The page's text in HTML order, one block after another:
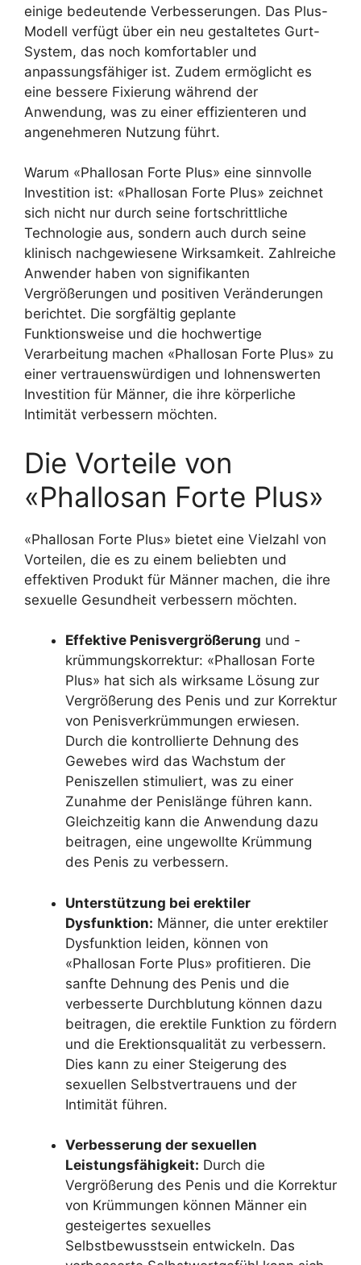
einige bedeutende Verbesserungen. Das Plus-
Modell verfügt über ein neu gestaltetes Gurt-
System, das noch komfortabler und
anpassungsfähiger ist. Zudem ermöglicht es
eine bessere Fixierung während der
Anwendung, was zu einer effizienteren und
angenehmeren Nutzung führt.
Warum «Phallosan Forte Plus» eine sinnvolle
Investition ist: «Phallosan Forte Plus» zeichnet
sich nicht nur durch seine fortschrittliche
Technologie aus, sondern auch durch seine
klinisch nachgewiesene Wirksamkeit. Zahlreiche
Anwender haben von signifikanten
Vergrößerungen und positiven Veränderungen
berichtet. Die sorgfältig geplante
Funktionsweise und die hochwertige
Verarbeitung machen «Phallosan Forte Plus» zu
einer vertrauenswürdigen und lohnenswerten
Investition für Männer, die ihre körperliche
Intimität verbessern möchten.
Die Vorteile von
«Phallosan Forte Plus»
«Phallosan Forte Plus» bietet eine Vielzahl von
Vorteilen, die es zu einem beliebten und
effektiven Produkt für Männer machen, die ihre
sexuelle Gesundheit verbessern möchten.
Effektive Penisvergrößerung und -
krümmungskorrektur: «Phallosan Forte
Plus» hat sich als wirksame Lösung zur
Vergrößerung des Penis und zur Korrektur
von Penisverkrümmungen erwiesen.
Durch die kontrollierte Dehnung des
Gewebes wird das Wachstum der
Peniszellen stimuliert, was zu einer
Zunahme der Penislänge führen kann.
Gleichzeitig kann die Anwendung dazu
beitragen, eine ungewollte Krümmung
des Penis zu verbessern.
Unterstützung bei erektiler
Dysfunktion: Männer, die unter erektiler
Dysfunktion leiden, können von
«Phallosan Forte Plus» profitieren. Die
sanfte Dehnung des Penis und die
verbesserte Durchblutung können dazu
beitragen, die erektile Funktion zu fördern
und die Erektionsqualität zu verbessern.
Dies kann zu einer Steigerung des
sexuellen Selbstvertrauens und der
Intimität führen.
Verbesserung der sexuellen
Leistungsfähigkeit: Durch die
Vergrößerung des Penis und die Korrektur
von Krümmungen können Männer ein
gesteigertes sexuelles
Selbstbewusstsein entwickeln. Das